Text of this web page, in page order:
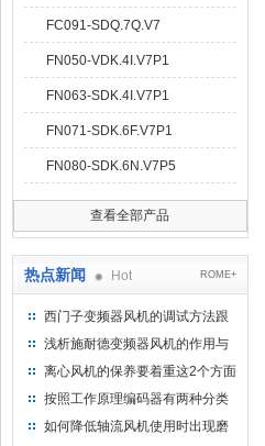
FC091-SDQ.7Q.V7
FN050-VDK.4I.V7P1
FN063-SDK.4I.V7P1
FN071-SDK.6F.V7P1
FN080-SDK.6N.V7P5
查看全部产品
热点新闻 Hot ROME+
西门子变频器风机的调试方法跟
步骤
浅析施耐德变频器风机的作用与
意义所在
离心风机的保养要着重这2个方面
按照工作原理编码器有两种分类
如何降低轴流风机使用时出现磨